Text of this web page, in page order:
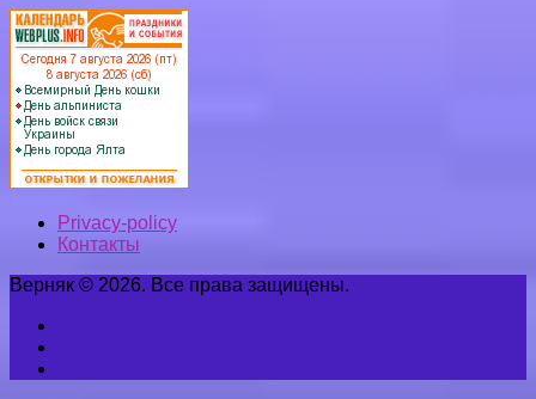
Privacy-policy
Контакты
Верняк © 2026. Все права защищены.